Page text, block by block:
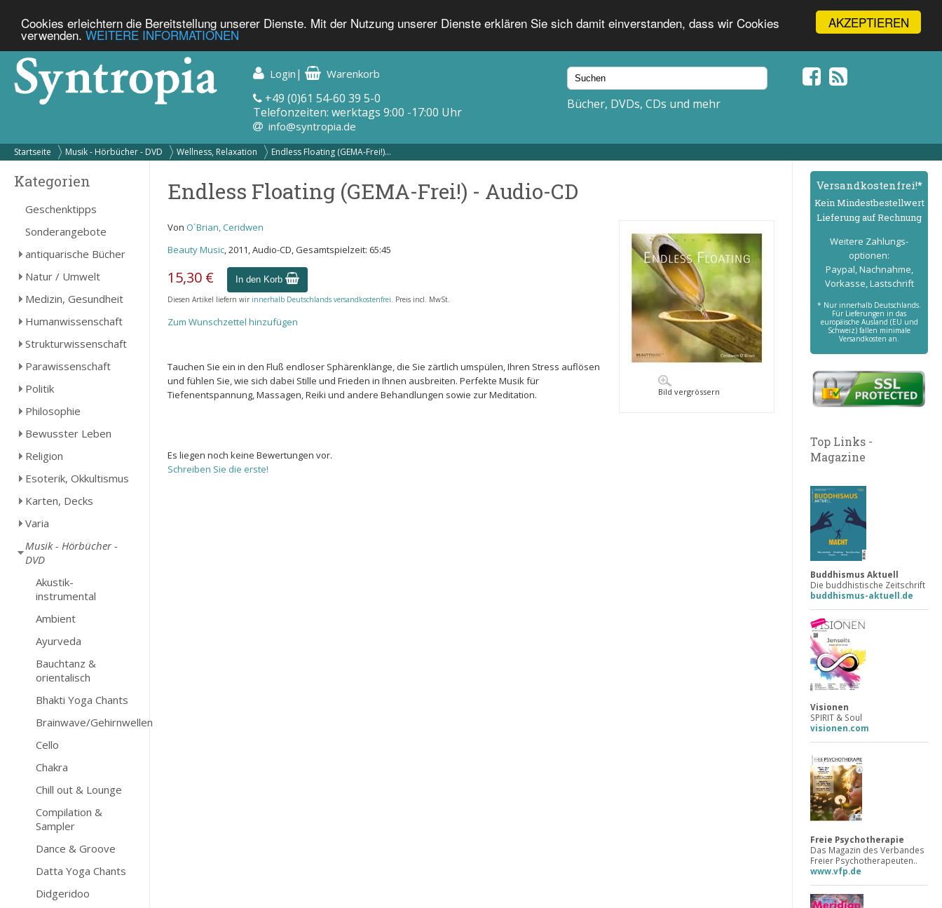
AKZEPTIEREN
Cookies erleichtern die Bereitstellung unserer Dienste. Mit der Nutzung unserer Dienste erklären Sie sich damit einverstanden, dass wir Cookies
verwenden. WEITERE INFORMATIONEN
Login | Warenkorb
+49 (0)61 54-60 39 5-0
Telefonzeiten: werktags 9:00 -17:00 Uhr
info@syntropia.de
Bücher, DVDs, CDs und mehr
Startseite Musik - Hörbücher - DVD Wellness, Relaxation Endless Floating (GEMA-Frei!)...
Kategorien
Geschenktipps
Sonderangebote
antiquarische Bücher
Natur / Umwelt
Medizin, Gesundheit
Humanwissenschaft
Strukturwissenschaft
Parawissenschaft
Politik
Philosophie
Bewusster Leben
Religion
Esoterik, Okkultismus
Karten, Decks
Varia
Musik - Hörbücher -
DVD
Akustik-
instrumental
Ambient
Ayurveda
Bauchtanz &
orientalisch
Bhakti Yoga Chants
Brainwave/Gehirnwellen
Cello
Chakra
Chill out & Lounge
Compilation &
Sampler
Dance & Groove
Datta Yoga Chants
Didgeridoo
Endless Floating (GEMA-Frei!) - Audio-CD
Bild vergrössern
Von O´Brian, Ceridwen
Beauty Music, 2011, Audio-CD, Gesamtspielzeit: 65:45
15,30 € In den Korb
Diesen Artikel liefern wir innerhalb Deutschlands versandkostenfrei. Preis incl. MwSt.
Zum Wunschzettel hinzufügen
Tauchen Sie ein in den Fluß endloser Sphärenklänge, die Sie zärtlich umspülen, Ihren Stress auflösen
und fühlen Sie, wie sich dabei Stille und Frieden in Ihnen ausbreiten. Perfekte Musik für
Tiefenentspannung, Massagen, Reiki und andere Behandlungen sowie zur Meditation.
Es liegen noch keine Bewertungen vor.
Schreiben Sie die erste!
Versand­kostenfrei!*
Kein Mindest­bestell­wert
Lieferung auf Rechnung
Weitere Zahlungs­
optionen:
Paypal, Nachnahme,
Vorkasse, Lastschrift
* Nur innerhalb Deutschlands.
Für Lieferungen in das
europäische Ausland (EU und
Schweiz) fallen minimale
Versandkosten an.
Top Links -
Magazine
Buddhismus Aktuell
Die buddhistische Zeitschrift
buddhismus-aktuell.de
Visionen
SPIRIT & Soul
visionen.com
Freie Psychotherapie
Das Magazin des Verbandes
Freier Psychotherapeuten..
www.vfp.de